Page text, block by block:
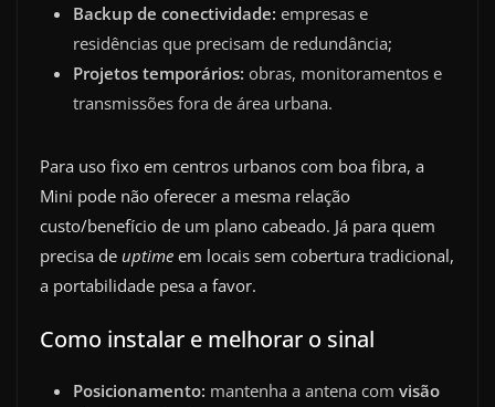
Backup de conectividade: empresas e
residências que precisam de redundância;
Projetos temporários: obras, monitoramentos e
transmissões fora de área urbana.
Para uso fixo em centros urbanos com boa fibra, a
Mini pode não oferecer a mesma relação
custo/benefício de um plano cabeado. Já para quem
precisa de uptime em locais sem cobertura tradicional,
a portabilidade pesa a favor.
Como instalar e melhorar o sinal
Posicionamento: mantenha a antena com visão